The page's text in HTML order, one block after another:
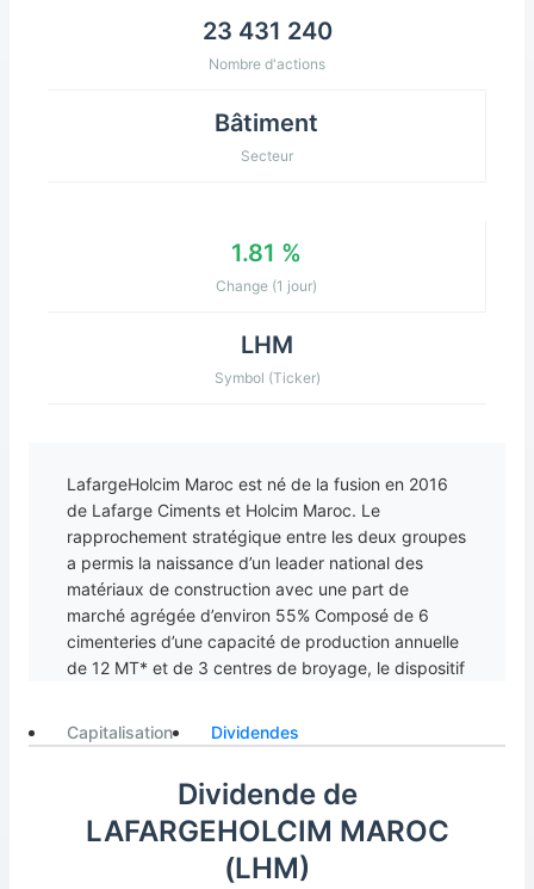
23 431 240
Nombre d'actions
Bâtiment
Secteur
1.81 %
Change (1 jour)
LHM
Symbol (Ticker)
LafargeHolcim Maroc est né de la fusion en 2016
de Lafarge Ciments et Holcim Maroc. Le
rapprochement stratégique entre les deux groupes
a permis la naissance d’un leader national des
matériaux de construction avec une part de
marché agrégée d’environ 55% Composé de 6
cimenteries d’une capacité de production annuelle
de 12 MT* et de 3 centres de broyage, le dispositif
gamme de produits à forte valeur ajoutée.
carrières de granulats et une 3ème à travers une
JV. La nouvelle cimenterie dans la région d’Agadir-
Souss, prévue pour fin 2021, devrait accroitre la
capacité de production de 1,6 MT. Dirigé par M.
Capitalisation Dividendes
Dividende de
LAFARGEHOLCIM MAROC
(LHM)